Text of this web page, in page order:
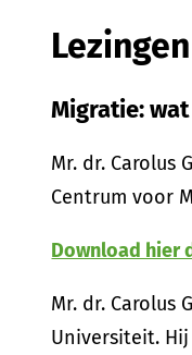
Lezingen
Migratie:
Mr. dr. Carolus
Centrum voor
Download hier
Mr. dr. Carolus
Universiteit.